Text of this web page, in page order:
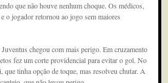
que não houve nenhum choque. Os médicos,
o jogador retornou ao jogo sem maiores
chegou com mais perigo. Em cruzamento
fez um corte providencial para evitar o gol. No
tinha opção de toque, mas resolveu chutar. A